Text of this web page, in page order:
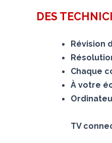
DES
Révision
Chaque
À votre
TV